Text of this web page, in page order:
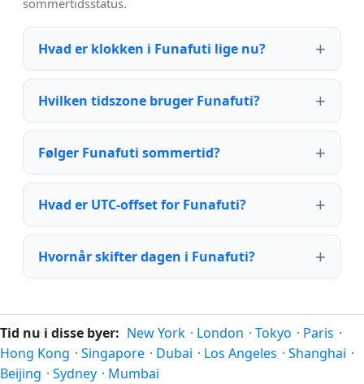
Hvad er klokken i Funafuti lige nu?
Hvilken tidszone bruger Funafuti?
Følger Funafuti sommertid?
Hvad er UTC-offset for Funafuti?
Hvornår skifter dagen i Funafuti?
Tid nu i disse byer: New York · London · Tokyo · Paris ·
Hong Kong · Singapore · Dubai · Los Angeles · Shanghai ·
Beijing · Sydney · Mumbai